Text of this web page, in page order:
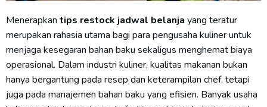
Menerapkan tips restock jadwal belanja yang teratur
merupakan rahasia utama bagi para pengusaha kuliner untuk
menjaga kesegaran bahan baku sekaligus menghemat biaya
operasional. Dalam industri kuliner, kualitas makanan bukan
hanya bergantung pada resep dan keterampilan chef, tetapi
juga pada manajemen bahan baku yang efisien. Banyak usaha